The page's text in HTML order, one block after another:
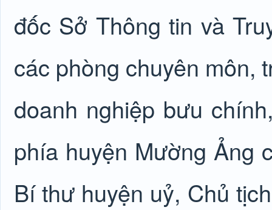
đốc Sở Thông tin và
các phòng chuyên môn,
doanh nghiệp bưu
phía huyện Mường Ảng
Bí thư huyện uỷ, Chủ